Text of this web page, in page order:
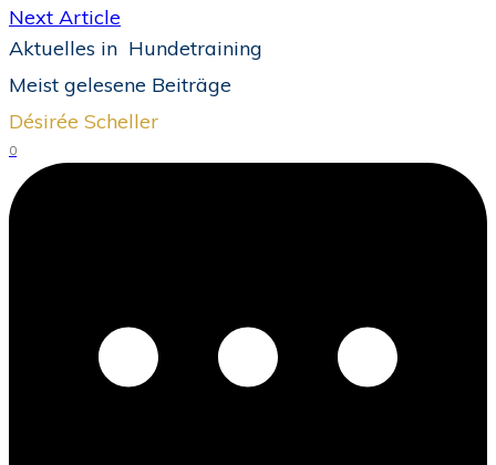
Next Article
Aktuelles in Hundetraining
Meist gelesene Beiträge
Désirée Scheller
0